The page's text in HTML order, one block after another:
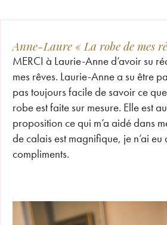
Anne-Laure « La robe de mes
MERCI à Laurie-Anne d’avoir su
mes rêves. Laurie-Anne a su être
pas toujours facile de savoir ce
robe est faite sur mesure. Elle est
proposition ce qui m’a aidé dans
de calais est magnifique, je n’ai eu
compliments.